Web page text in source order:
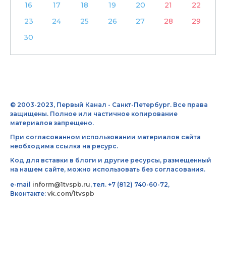
16
17 18 19 20 21
22
23
24 25 26 27 28
29
30
© 2003-2023, Первый Канал - Санкт-Петербург. Все права
защищены. Полное или частичное копирование
материалов запрещено.
При согласованном использовании материалов сайта
необходима ссылка на ресурс.
Код для вставки в блоги и другие ресурсы, размещенный
на нашем сайте, можно использовать без согласования.
e-mail inform@1tvspb.ru, тел. +7 (812) 740-60-72,
Вконтакте: vk.com/1tvspb